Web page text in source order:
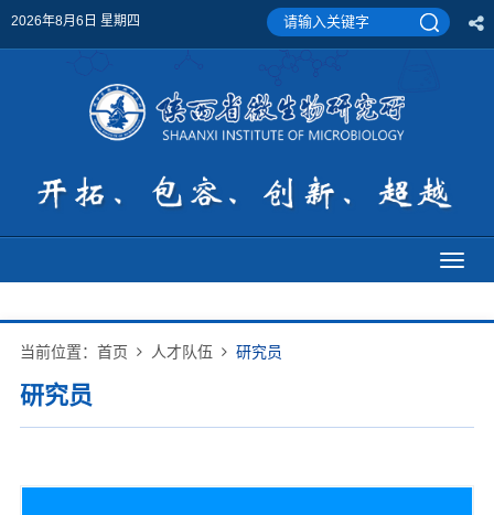
2026年8月6日 星期四
当前位置： 首页 人才队伍 研究员
研究员